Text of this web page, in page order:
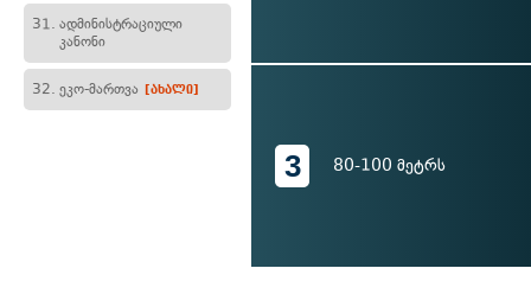
31. ადმინისტრაციული
კანონი
32. ეკო-მართვა [ახალი]
3 80-100 მეტრს